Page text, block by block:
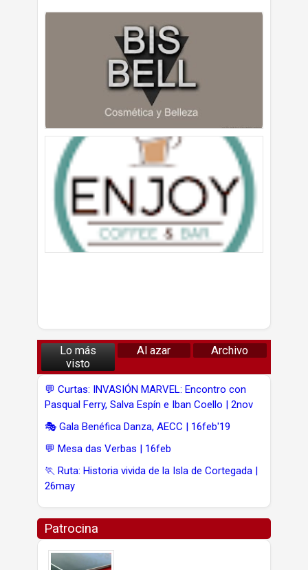
Lo más
visto
Al azar Archivo
💬 Curtas: INVASIÓN MARVEL: Encontro con
Pasqual Ferry, Salva Espín e Iban Coello | 2nov
🎭 Gala Benéfica Danza, AECC | 16feb'19
💬 Mesa das Verbas | 16feb
🏃 Ruta: Historia vivida de la Isla de Cortegada |
26may
Patrocina